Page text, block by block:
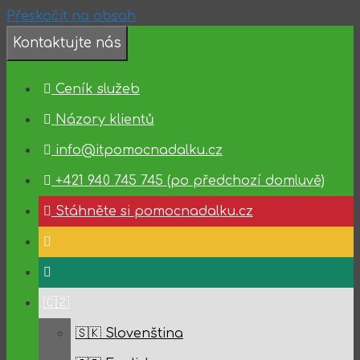
Přeskočit na obsah
❗️Dostupnost
podpory
14.08.2026
Kontaktujte nás
Ceník služeb
Názory klientů
info@itpomocnadalku.cz
+421 940 745 745 (po předchozí domluvě)
Stáhněte si pomocnadalku.cz
🇨🇿
🇸🇰 Slovenština